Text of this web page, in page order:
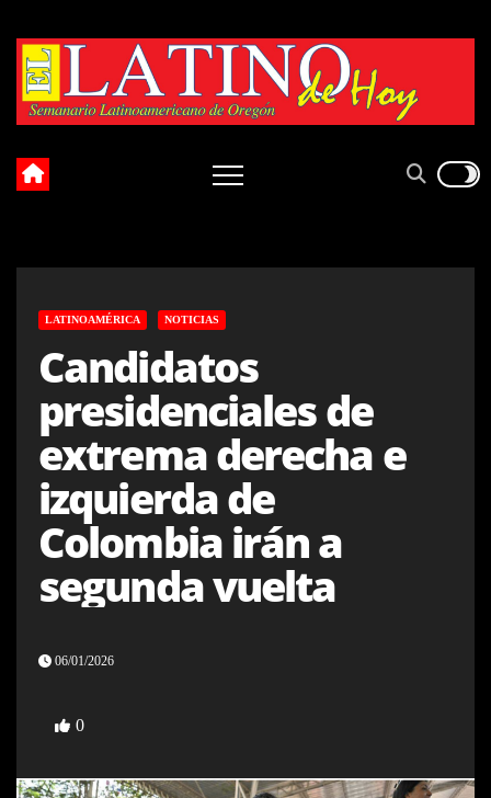
content
LATINOAMÉRICA NOTICIAS
Candidatos
presidenciales de
extrema derecha e
izquierda de
Colombia irán a
segunda vuelta
06/01/2026
0